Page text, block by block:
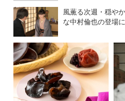
風薫る次週・穏や
な中村倫也の登場